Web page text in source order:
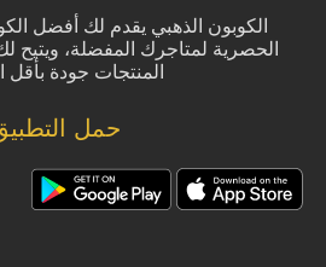
الكوبون الذهبي يقدم لك أفضل
الحصرية لمتاجرك المفضلة، ويتيح
المنتجات جودة بأقل
حمل